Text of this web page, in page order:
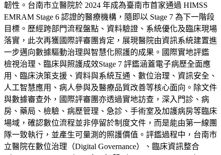
韌性。台南市立醫院於 2024 年成為臺南市首家通過 HIMSS
EMRAM Stage 6 認證的醫療機構，隨即以 Stage 7 為下一階段
目標。歷經跨部門流程盤點、資料驗證、系統優化及臨床現場
落實，此次再獲國際評審團肯定，展現醫院由資訊系統建置進
一步邁向數據驅動治理與智慧化照護的成果。國際實地評鑑
檢視治理、臨床與照護成效Stage 7 評鑑涵蓋電子病歷全面應
用、臨床決策支援、資料與系統互通、數位治理、資訊安全、
人工智慧應用、病人參與及醫療品質改善等核心面向。除文件
與數據審查外，國際評審團亦透過實地訪查，深入門診、病
房、藥局、檢驗、病歷管理、急診、手術室及加護病房等臨床
場域，確認數位流程並非停留於制度文件，而是能由第一線團
隊一致執行，並產生可量測的照護價值。評鑑過程中，台南市
立醫院在數位治理（Digital Governance）、臨床資訊整合